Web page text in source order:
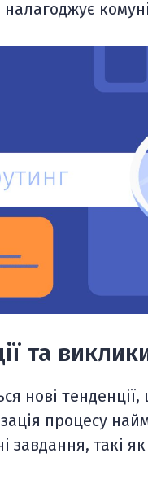
та
нові
процесу
завдання, такі